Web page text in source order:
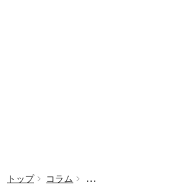
トップ コラム 【日本政府観光局イ